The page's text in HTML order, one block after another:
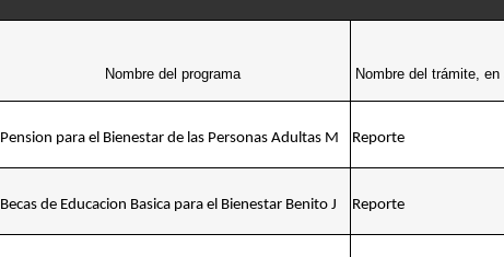
Nombre del programa Nombre del trámite,
Pension para el Bienestar de las Personas Adultas M Reporte
Becas de Educacion Basica para el Bienestar Benito J Reporte